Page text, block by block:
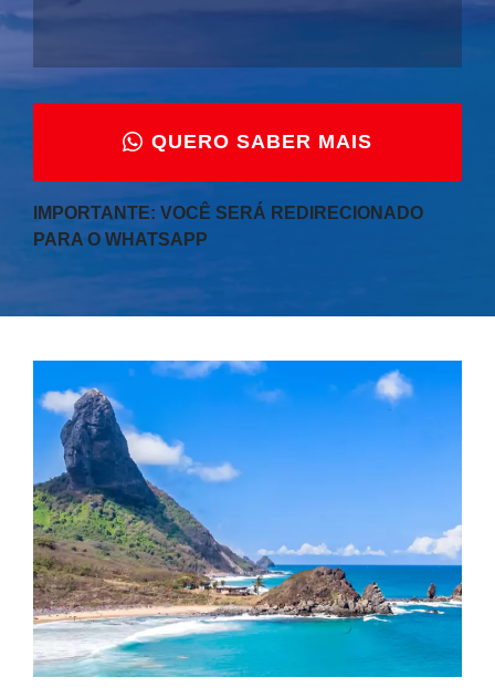
QUERO SABER MAIS
IMPORTANTE: VOCÊ SERÁ REDIRECIONADO
PARA O WHATSAPP